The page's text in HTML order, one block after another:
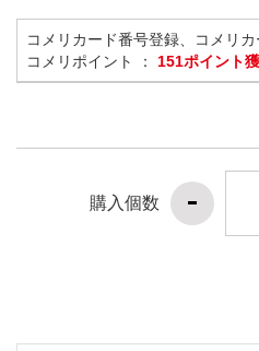
コメリカード番号登録、コメリ
コメリポイント ： 151ポイント
購入個数